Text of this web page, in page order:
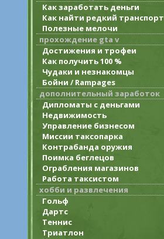
Как заработать деньги
Как найти редкий транспорт
Полезные мелочи
прохождение gta v
Достижения и трофеи
Как получить 100 %
Чудаки и незнакомцы
Бойни / Rampages
дополнительный заработок
Дипломаты с деньгами
Недвижимость
Управление бизнесом
Миссии таксопарка
Контрабанда оружия
Поимка беглецов
Ограбления магазинов
Работа таксистом
хобби и развлечения
Гольф
Дартс
Теннис
Триатлон